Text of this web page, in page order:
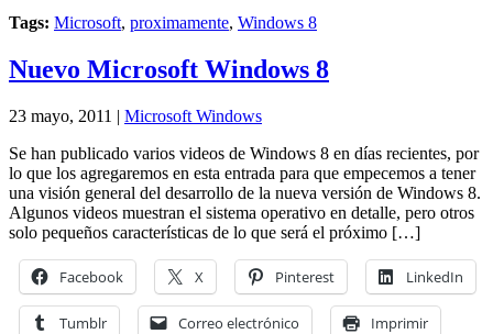
Tags: Microsoft, proximamente, Windows 8
Nuevo Microsoft Windows 8
23 mayo, 2011 | Microsoft Windows
Se han publicado varios videos de Windows 8 en días recientes, por
lo que los agregaremos en esta entrada para que empecemos a tener
una visión general del desarrollo de la nueva versión de Windows 8.
Algunos videos muestran el sistema operativo en detalle, pero otros
solo pequeños características de lo que será el próximo […]
Facebook X Pinterest LinkedIn
Tumblr Correo electrónico Imprimir